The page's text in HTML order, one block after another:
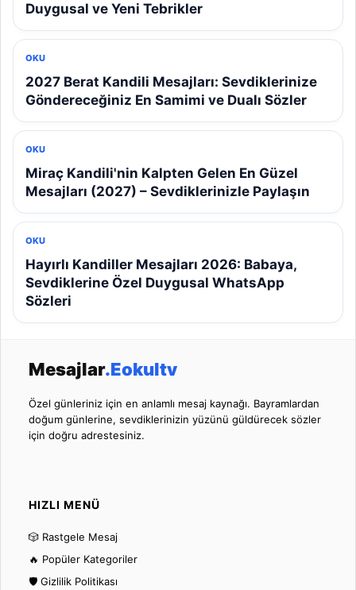
Duygusal ve Yeni Tebrikler
OKU
2027 Berat Kandili Mesajları: Sevdiklerinize
Göndereceğiniz En Samimi ve Dualı Sözler
OKU
Miraç Kandili'nin Kalpten Gelen En Güzel
Mesajları (2027) – Sevdiklerinizle Paylaşın
OKU
Hayırlı Kandiller Mesajları 2026: Babaya,
Sevdiklerine Özel Duygusal WhatsApp
Sözleri
Mesajlar.Eokultv
Özel günleriniz için en anlamlı mesaj kaynağı. Bayramlardan
doğum günlerine, sevdiklerinizin yüzünü güldürecek sözler
için doğru adrestesiniz.
HIZLI MENÜ
🎲 Rastgele Mesaj
🔥 Popüler Kategoriler
🛡️ Gizlilik Politikası